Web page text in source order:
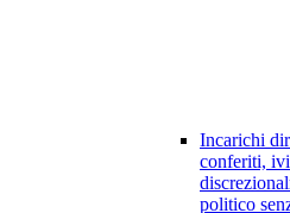
Incarichi
conferiti,
politico